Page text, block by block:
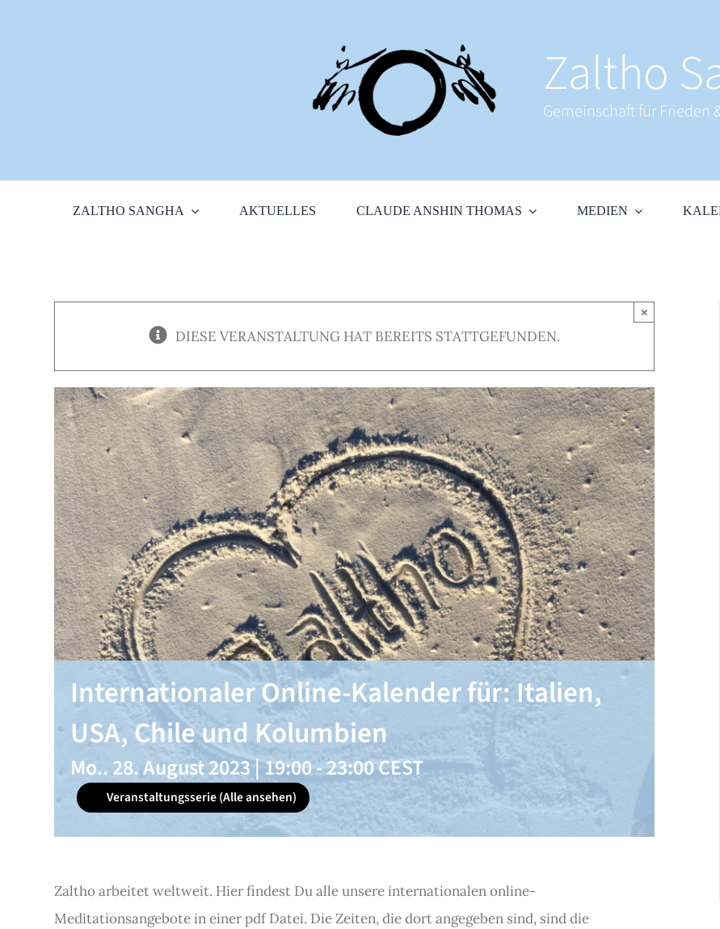
Zaltho
Gemeinschaft für Frieden
ZALTHO SANGHA AKTUELLES CLAUDE ANSHIN THOMAS MEDIEN
DIESE VERANSTALTUNG HAT BEREITS STATTGEFUNDEN.
×
Internationaler Online-Kalender für: Italien,
USA, Chile und Kolumbien
Mo.. 28. August 2023 | 19:00-23:00CEST
Veranstaltungsserie(Alle ansehen)
Zaltho arbeitet weltweit. Hier findest Du alle unsere internationalen online-
Meditationsangebote in einer pdf Datei. Die Zeiten, die dort angegeben sind, sind die